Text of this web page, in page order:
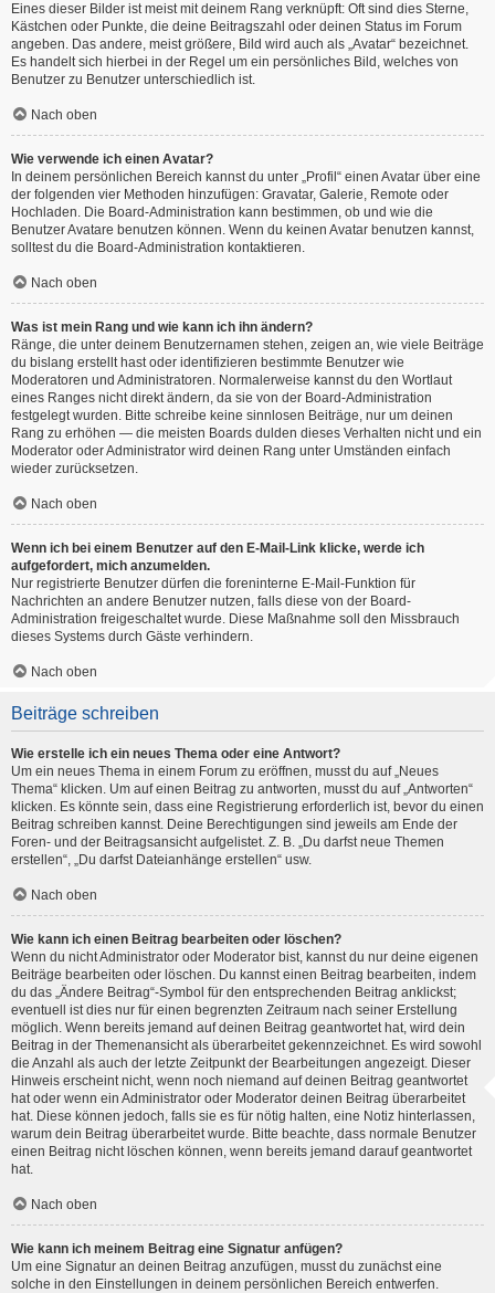
Eines dieser Bilder ist meist mit deinem Rang verknüpft: Oft sind dies Sterne,
Kästchen oder Punkte, die deine Beitragszahl oder deinen Status im Forum
angeben. Das andere, meist größere, Bild wird auch als „Avatar“ bezeichnet.
Es handelt sich hierbei in der Regel um ein persönliches Bild, welches von
Benutzer zu Benutzer unterschiedlich ist.
Nach oben
Wie verwende ich einen Avatar?
In deinem persönlichen Bereich kannst du unter „Profil“ einen Avatar über eine
der folgenden vier Methoden hinzufügen: Gravatar, Galerie, Remote oder
Hochladen. Die Board-Administration kann bestimmen, ob und wie die
Benutzer Avatare benutzen können. Wenn du keinen Avatar benutzen kannst,
solltest du die Board-Administration kontaktieren.
Nach oben
Was ist mein Rang und wie kann ich ihn ändern?
Ränge, die unter deinem Benutzernamen stehen, zeigen an, wie viele Beiträge
du bislang erstellt hast oder identifizieren bestimmte Benutzer wie
Moderatoren und Administratoren. Normalerweise kannst du den Wortlaut
eines Ranges nicht direkt ändern, da sie von der Board-Administration
festgelegt wurden. Bitte schreibe keine sinnlosen Beiträge, nur um deinen
Rang zu erhöhen — die meisten Boards dulden dieses Verhalten nicht und ein
Moderator oder Administrator wird deinen Rang unter Umständen einfach
wieder zurücksetzen.
Nach oben
Wenn ich bei einem Benutzer auf den E-Mail-Link klicke, werde ich
aufgefordert, mich anzumelden.
Nur registrierte Benutzer dürfen die foreninterne E-Mail-Funktion für
Nachrichten an andere Benutzer nutzen, falls diese von der Board-
Administration freigeschaltet wurde. Diese Maßnahme soll den Missbrauch
dieses Systems durch Gäste verhindern.
Nach oben
Beiträge schreiben
Wie erstelle ich ein neues Thema oder eine Antwort?
Um ein neues Thema in einem Forum zu eröffnen, musst du auf „Neues
Thema“ klicken. Um auf einen Beitrag zu antworten, musst du auf „Antworten“
klicken. Es könnte sein, dass eine Registrierung erforderlich ist, bevor du einen
Beitrag schreiben kannst. Deine Berechtigungen sind jeweils am Ende der
Foren- und der Beitragsansicht aufgelistet. Z. B. „Du darfst neue Themen
erstellen“, „Du darfst Dateianhänge erstellen“ usw.
Nach oben
Wie kann ich einen Beitrag bearbeiten oder löschen?
Wenn du nicht Administrator oder Moderator bist, kannst du nur deine eigenen
Beiträge bearbeiten oder löschen. Du kannst einen Beitrag bearbeiten, indem
du das „Ändere Beitrag“-Symbol für den entsprechenden Beitrag anklickst;
eventuell ist dies nur für einen begrenzten Zeitraum nach seiner Erstellung
möglich. Wenn bereits jemand auf deinen Beitrag geantwortet hat, wird dein
Beitrag in der Themenansicht als überarbeitet gekennzeichnet. Es wird sowohl
die Anzahl als auch der letzte Zeitpunkt der Bearbeitungen angezeigt. Dieser
Hinweis erscheint nicht, wenn noch niemand auf deinen Beitrag geantwortet
hat oder wenn ein Administrator oder Moderator deinen Beitrag überarbeitet
hat. Diese können jedoch, falls sie es für nötig halten, eine Notiz hinterlassen,
warum dein Beitrag überarbeitet wurde. Bitte beachte, dass normale Benutzer
einen Beitrag nicht löschen können, wenn bereits jemand darauf geantwortet
hat.
Nach oben
Wie kann ich meinem Beitrag eine Signatur anfügen?
Um eine Signatur an deinen Beitrag anzufügen, musst du zunächst eine
solche in den Einstellungen in deinem persönlichen Bereich entwerfen.